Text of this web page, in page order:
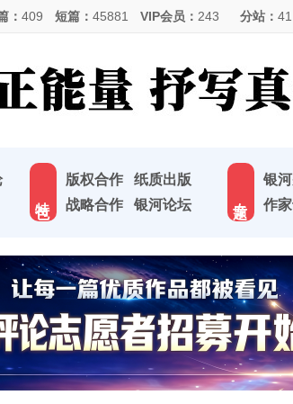
： 409 短篇： 45881 VIP会员： 243 分站： 41
版权合作
纸质出版
战略合作
银河论坛
银
作